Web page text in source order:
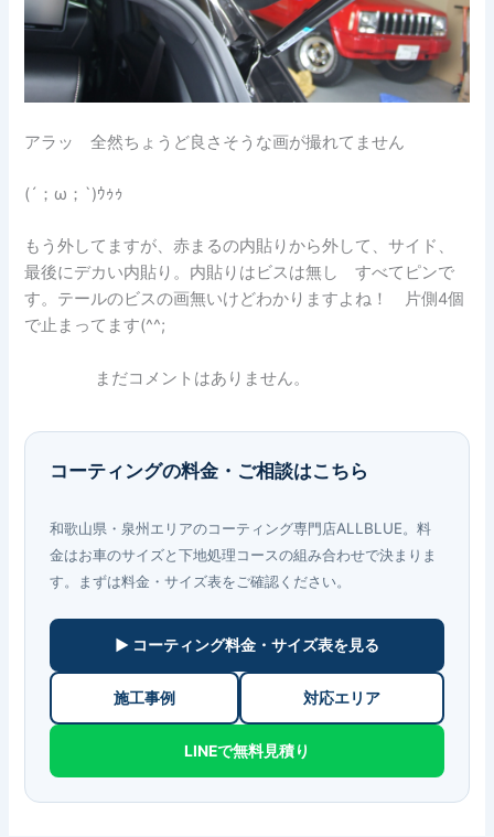
アラッ 全然ちょうど良さそうな画が撮れてません
(´；ω；`)ｳｩｩ
もう外してますが、赤まるの内貼りから外して、サイド、
最後にデカい内貼り。内貼りはビスは無し すべてピンで
す。テールのビスの画無いけどわかりますよね！ 片側4個
で止まってます(^^;
まだコメントはありません。
コーティングの料金・ご相談はこちら
和歌山県・泉州エリアのコーティング専門店ALLBLUE。料
金はお車のサイズと下地処理コースの組み合わせで決まりま
す。まずは料金・サイズ表をご確認ください。
▶ コーティング料金・サイズ表を見る
施工事例 対応エリア
LINEで無料見積り